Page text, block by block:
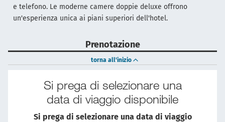
e telefono. Le moderne camere doppie deluxe offrono
un'esperienza unica ai piani superiori dell'hotel.
Prenotazione
torna all'inizio
Si prega di selezionare una
data di viaggio disponibile
Si prega di selezionare una data di viaggio